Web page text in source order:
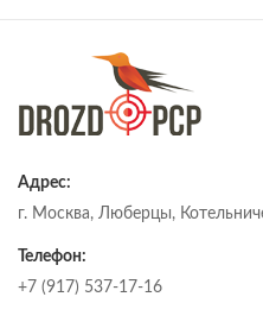
Адрес:
г. Москва, Люберцы,
Телефон:
+7 (917) 537-17-16